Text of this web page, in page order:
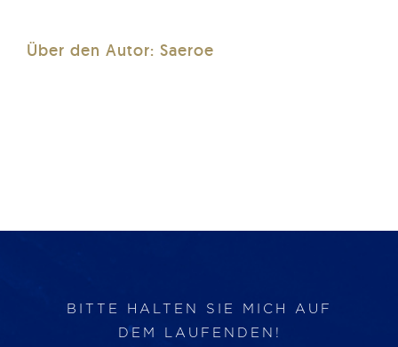
Über den Autor: Saeroe
BITTE HALTEN SIE MICH AUF
DEM LAUFENDEN!